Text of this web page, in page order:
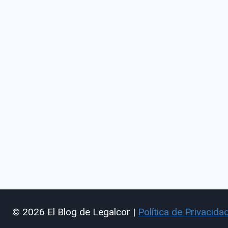
© 2026 El Blog de Legalcor | Política de